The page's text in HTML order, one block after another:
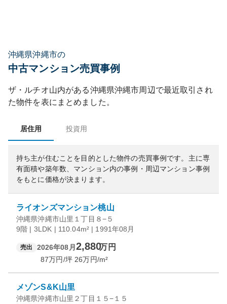
沖縄県沖縄市の
中古マンション売買事例
ザ・ルチオ山内がある沖縄県沖縄市周辺で最近取引され
た物件を表にまとめました。
居住用 投資用
持ち主が住むことを目的とした物件の売買事例です。 主に専
有面積や築年数、マンション内の事例・周辺マンション事例
をもとに価格が決まります。
ライオンズマンション桃山
沖縄県沖縄市山里１丁目８−５
9階 | 3LDK | 110.04m² | 1991年08月
売出 2026年08月 2,880万円
87万円/坪 26万円/m²
メゾンS&K山里
沖縄県沖縄市山里２丁目１５−１５